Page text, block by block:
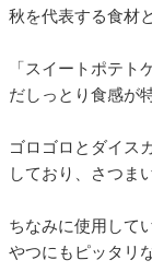
秋を代表する食材
「スイートポテ
だしっとり食感が
ゴロゴロとダイス
しており、さつま
ちなみに使用して
やつにもピッタリ